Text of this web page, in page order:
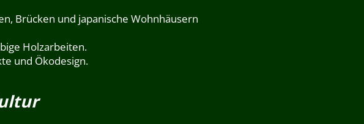
Brücken und japanische Wohnhäusern
Holzarbeiten.
und Ökodesign.